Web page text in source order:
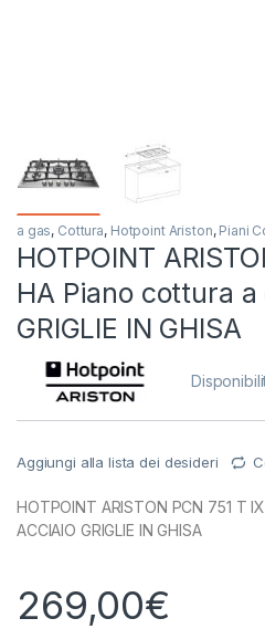
a gas, Cottura, Hotpoint Ariston, Piani
HOTPOINT
HA Piano cottura a
GRIGLIE IN GHISA
Aggiungi alla lista dei desideri
HOTPOINT ARISTON PCN 751 T
ACCIAIO GRIGLIE IN GHISA
269,00€